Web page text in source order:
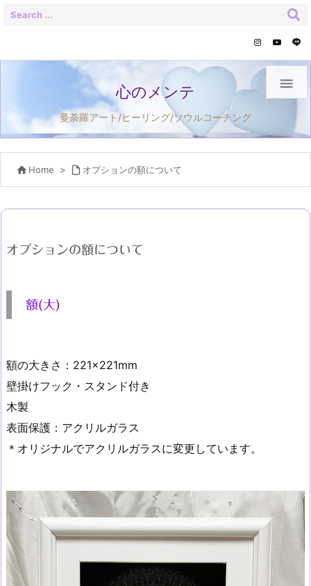

心のメンテ
曼荼羅アート/ヒーリング/ソウルコーチング
 Home >  オプションの額について
オプションの額について
額(大)
額の大きさ：221×221mm
壁掛けフック・スタンド付き
木製
表面保護：アクリルガラス
＊オリジナルでアクリルガラスに変更しています。